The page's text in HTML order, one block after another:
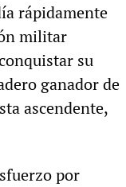
rápidamente
militar
su
ganador de
ascendente,
por